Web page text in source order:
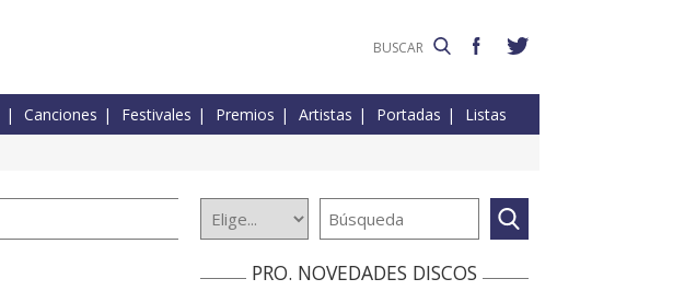
Canciones Festivales Premios Artistas Portadas Listas
PRO. NOVEDADES DISCOS